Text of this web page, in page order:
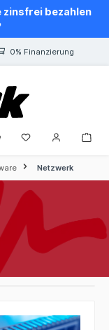
zinsfrei bezahlen
0% Finanzierung
Netzwerk